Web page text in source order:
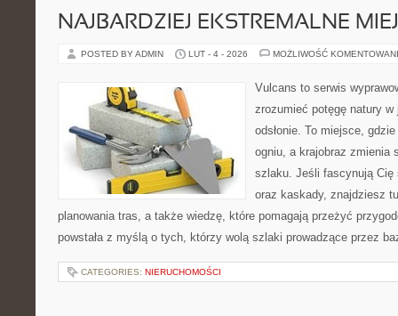
NAJBARDZIEJ EKSTREMALNE
POSTED BY ADMIN LUT - 4 - 2026 MOŻLIWOŚĆ
Vulcans to serwis
zrozumieć potęgę natury w
odsłonie. To miejsce,
ogniu, a krajobraz zmienia
szlaku. Jeśli fascynują
oraz kaskady, znajdziesz
planowania tras, a także wiedzę, które pomagają przeżyć
powstała z myślą o tych, którzy wolą szlaki prowadzące przez
CATEGORIES: NIERUCHOMOŚCI